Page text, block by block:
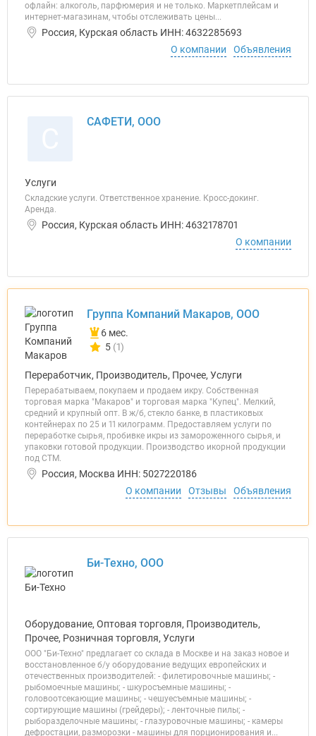
офлайн: алкоголь, парфюмерия и не только. Маркетплейсам и
интернет-магазинам, чтобы отслеживать цены...
Россия, Курская область ИНН: 4632285693
О компании
Объявления
САФЕТИ, ООО
Услуги
Складские услуги. Ответственное хранение. Кросс-докинг.
Аренда.
Россия, Курская область ИНН: 4632178701
О компании
Группа Компаний Макаров, ООО
6 мес.
Количество отзывов у компании всего и сегодня
5 (1)
Переработчик, Производитель, Прочее, Услуги
Перерабатываем, покупаем и продаем икру. Собственная
торговая марка "Макаров" и торговая марка "Купец". Мелкий,
средний и крупный опт. В ж/б, стекло банке, в пластиковых
контейнерах по 25 и 11 килограмм. Предоставляем услуги по
переработке сырья, пробивке икры из замороженного сырья, и
упаковки готовой продукции. Производство икорной продукции
под СТМ.
Россия, Москва ИНН: 5027220186
О компании
Отзывы Объявления
Би-Техно, ООО
Оборудование, Оптовая торговля, Производитель,
Прочее, Розничная торговля, Услуги
ООО "Би-Техно" предлагает со склада в Москве и на заказ новое и
восстановленное б/у оборудование ведущих европейских и
отечественных производителей: - филетировочные машины; -
рыбомоечные машины; - шкуросъемные машины; -
головоотсекающие машины; - чешуесъемные машины; -
сортирующие машины (грейдеры); - ленточные пилы; -
рыборазделочные машины; - глазуровочные машины; - камеры
дефростации, разморозки - машины для порционирования и...